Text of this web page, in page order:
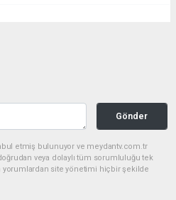
Gönder
etmiş bulunuyor ve meydantv.com.tr
veya dolaylı tüm sorumluluğu tek
yorumlardan site yönetimi hiçbir şekilde